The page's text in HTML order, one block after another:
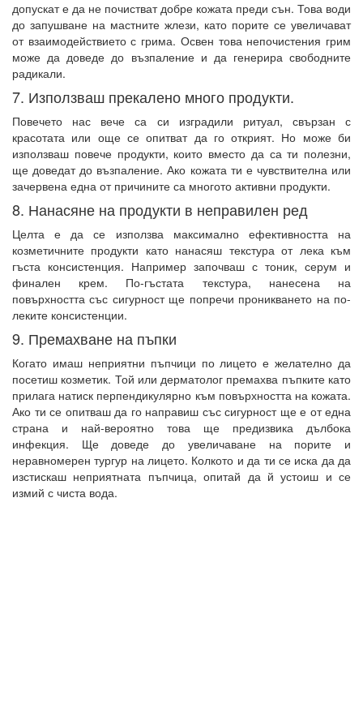
допускат е да не почистват добре кожата преди сън. Това води
до запушване на мастните жлези, като порите се увеличават
от взаимодействието с грима. Освен това непочистения грим
може да доведе до възпаление и да генерира свободните
радикали.
7. Използваш прекалено много продукти.
Повечето нас вече са си изградили ритуал, свързан с
красотата или още се опитват да го открият. Но може би
използваш повече продукти, които вместо да са ти полезни,
ще доведат до възпаление. Ако кожата ти е чувствителна или
зачервена една от причините са многото активни продукти.
8. Нанасяне на продукти в неправилен ред
Целта е да се използва максимално ефективността на
козметичните продукти като нанасяш текстура от лека към
гъста консистенция. Например започваш с тоник, серум и
финален крем. По-гъстата текстура, нанесена на
повърхността със сигурност ще попречи проникването на по-
леките консистенции.
9. Премахване на пъпки
Когато имаш неприятни пъпчици по лицето е желателно да
посетиш козметик. Той или дерматолог премахва пъпките като
прилага натиск перпендикулярно към повърхността на кожата.
Ако ти се опитваш да го направиш със сигурност ще е от една
страна и най-вероятно това ще предизвика дълбока
инфекция. Ще доведе до увеличаване на порите и
неравномерен тургур на лицето. Колкото и да ти се иска да да
изстискаш неприятната пъпчица, опитай да й устоиш и се
измий с чиста вода.